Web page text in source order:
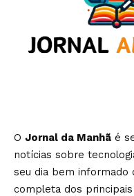
O Jornal da Manhã é
notícias sobre
seu dia bem informado
completa dos